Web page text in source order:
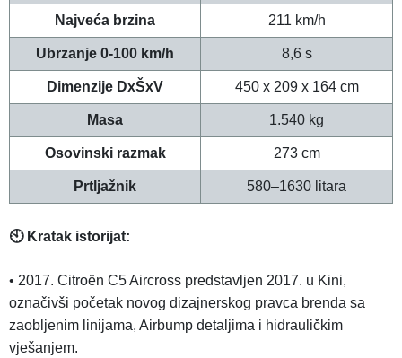
Najveća brzina 211 km/h
Ubrzanje 0-100 km/h 8,6 s
Dimenzije DxŠxV 450 x 209 x 164 cm
Masa 1.540 kg
Osovinski razmak 273 cm
Prtljažnik 580–1630 litara
🕙 Kratak istorijat:
• 2017. Citroën C5 Aircross predstavljen 2017. u Kini,
označivši početak novog dizajnerskog pravca brenda sa
zaobljenim linijama, Airbump detaljima i hidrauličkim
vješanjem.